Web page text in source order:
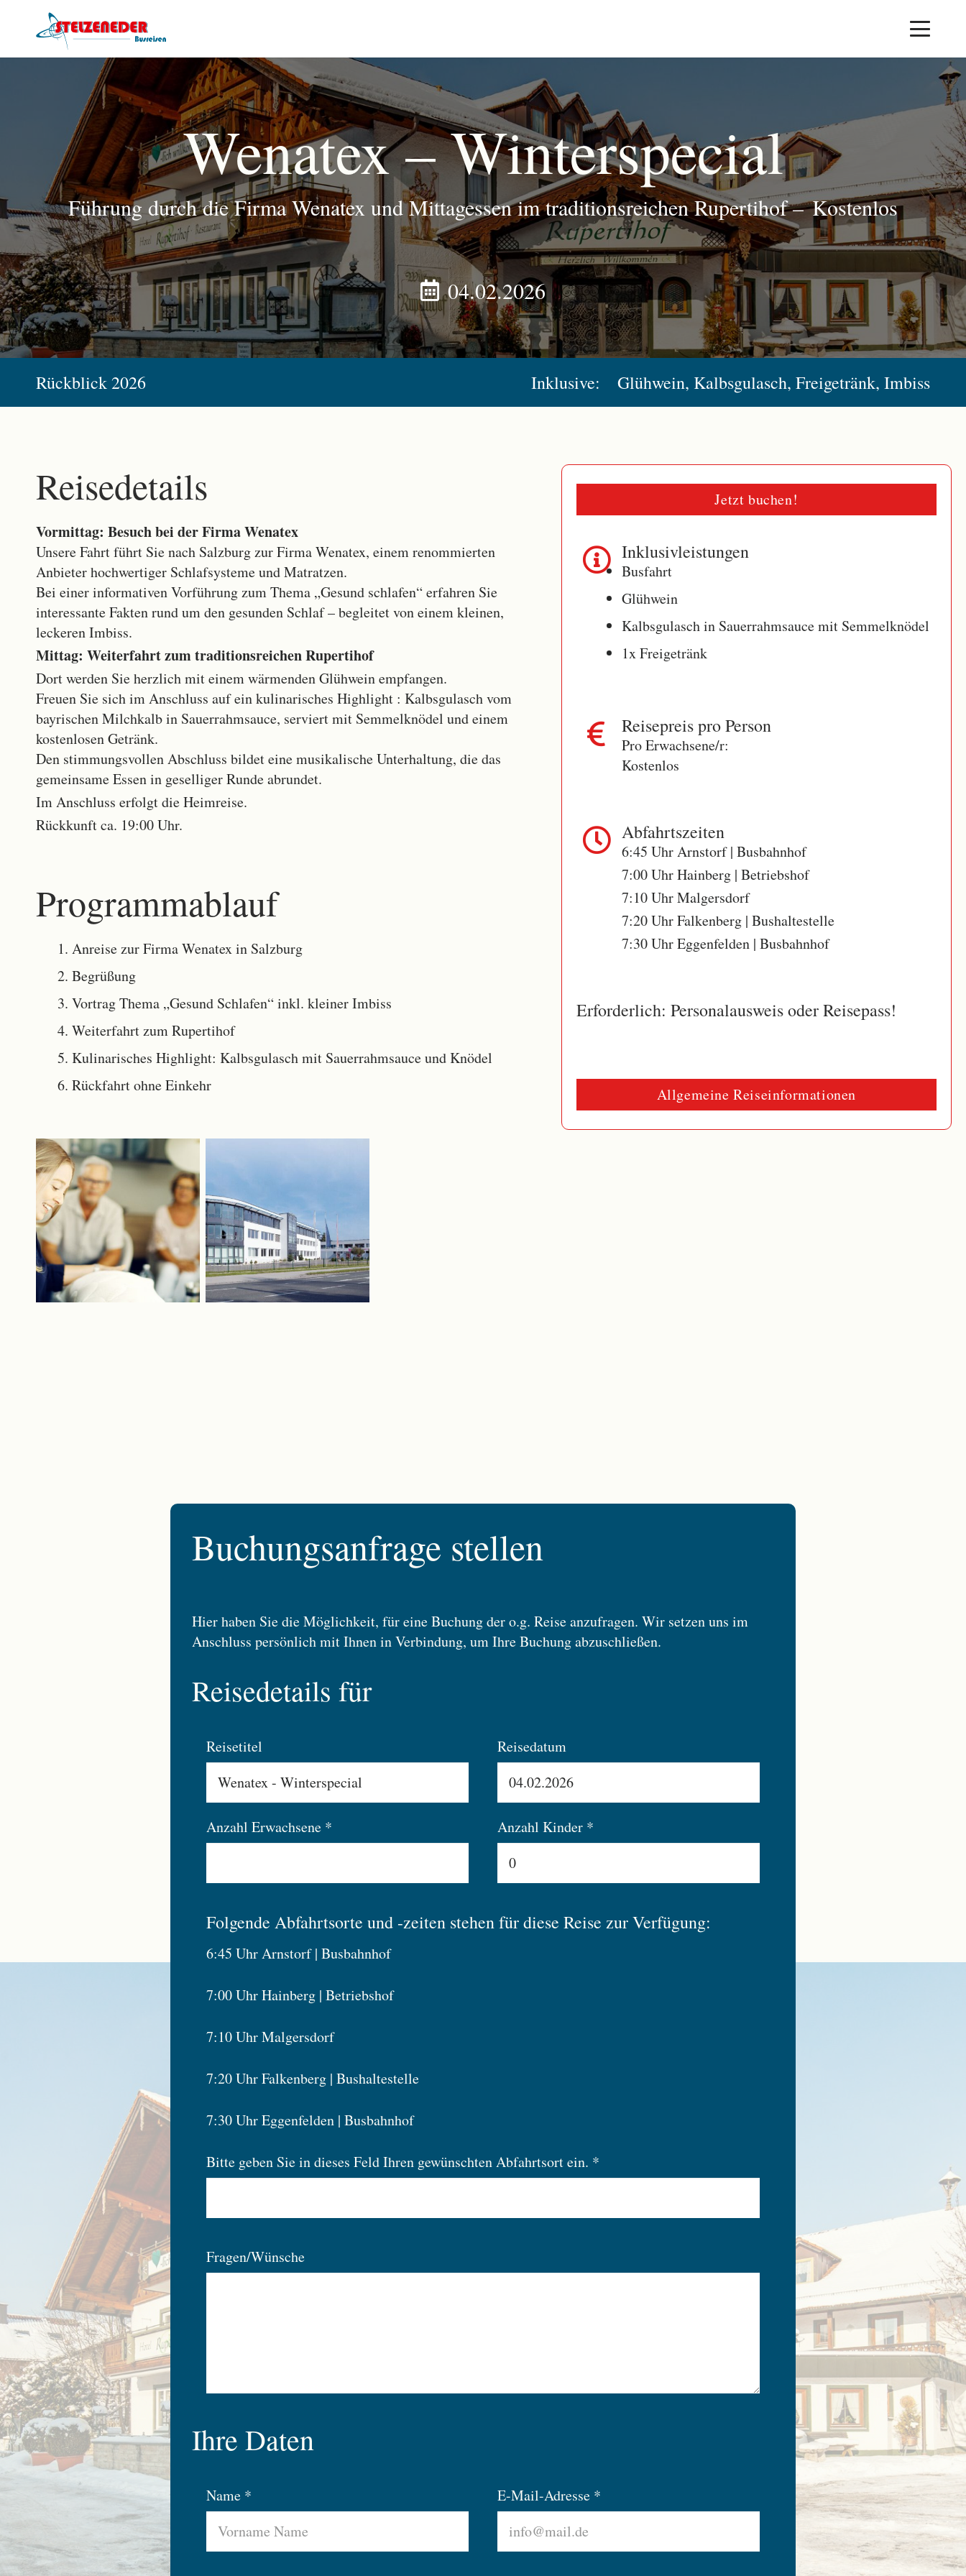
Wenatex – Winterspecial
Führung durch die Firma Wenatex und Mittagessen im traditionsreichen Rupertihof– Kostenlos
04.02.2026
Rückblick 2026 Inklusive: Glühwein, Kalbsgulasch, Freigetränk, Imbiss
Reisedetails
Vormittag: Besuch bei der FirmaWenatex
Unsere Fahrt führt Sie nach Salzburg zur Firma Wenatex, einem renommierten
Anbieter hochwertiger Schlafsysteme und Matratzen.
Bei einer informativen Vorführung zum Thema „Gesund schlafen“ erfahren Sie
interessante Fakten rund um den gesunden Schlaf – begleitet von einem kleinen,
leckeren Imbiss.
Mittag: Weiterfahrt zum traditionsreichenRupertihof
Dort werden Sie herzlich mit einem wärmenden Glühwein empfangen.
Freuen Sie sich im Anschluss auf ein kulinarisches Highlight : Kalbsgulasch vom
bayrischen Milchkalb in Sauerrahmsauce, serviert mit Semmelknödel und einem
kostenlosen Getränk.
Den stimmungsvollen Abschluss bildet eine musikalische Unterhaltung, die das
gemeinsame Essen in geselliger Runde abrundet.
Im Anschluss erfolgt die Heimreise.
Rückkunft ca. 19:00 Uhr.
Programmablauf
Anreise zur Firma Wenatex in Salzburg
Begrüßung
Vortrag Thema „Gesund Schlafen“ inkl. kleiner Imbiss
Weiterfahrt zum Rupertihof
Kulinarisches Highlight: Kalbsgulasch mit Sauerrahmsauce und Knödel
Rückfahrt ohne Einkehr
Jetzt buchen!
Inklusivleistungen
Busfahrt
Glühwein
Kalbsgulasch in Sauerrahmsauce mit Semmelknödel
1x Freigetränk
Reisepreis pro Person
Pro Erwachsene/r:
Kostenlos
Abfahrtszeiten
6:45 Uhr Arnstorf | Busbahnhof
7:00 Uhr Hainberg | Betriebshof
7:10 Uhr Malgersdorf
7:20 Uhr Falkenberg | Bushaltestelle
7:30 Uhr Eggenfelden | Busbahnhof
Erforderlich: Personalausweis oder Reisepass!
Allgemeine Reiseinformationen
Buchungsanfrage stellen
Hier haben Sie die Möglichkeit, für eine Buchung der o.g. Reise anzufragen. Wir setzen uns im
Anschluss persönlich mit Ihnen in Verbindung, um Ihre Buchung abzuschließen.
Reisedetails für
Reisetitel Reisedatum
Anzahl Erwachsene * Anzahl Kinder *
Folgende Abfahrtsorte und -zeiten stehen für diese Reise zur Verfügung:
6:45 Uhr Arnstorf | Busbahnhof
7:00 Uhr Hainberg | Betriebshof
7:10 Uhr Malgersdorf
7:20 Uhr Falkenberg | Bushaltestelle
7:30 Uhr Eggenfelden | Busbahnhof
Bitte geben Sie in dieses Feld Ihren gewünschten Abfahrtsort ein. *
Fragen/Wünsche
Ihre Daten
Name * E-Mail-Adresse *